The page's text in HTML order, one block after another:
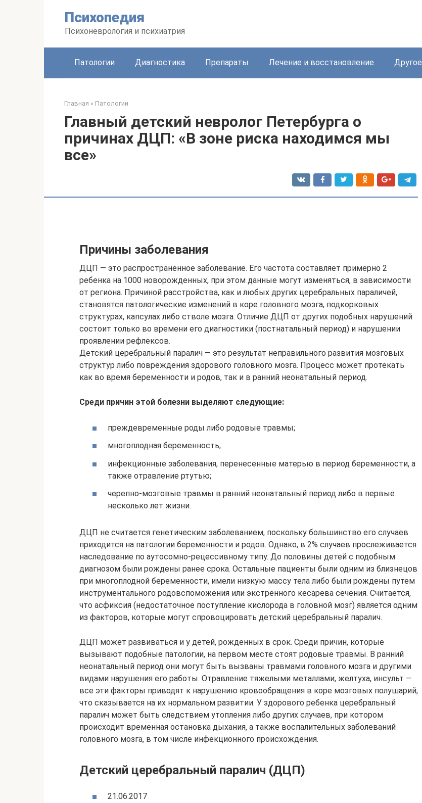
Психопедия
Психоневрология и психиатрия
Патологии Диагностика Препараты Лечение и восстановление Другое
Главная » Патологии
Главный детский невролог Петербурга о
причинах ДЦП: «В зоне риска находимся мы
все»
Причины заболевания
ДЦП — это распространенное заболевание. Его частота составляет примерно 2
ребенка на 1000 новорожденных, при этом данные могут изменяться, в зависимости
от региона. Причиной расстройства, как и любых других церебральных параличей,
становятся патологические изменений в коре головного мозга, подкорковых
структурах, капсулах либо стволе мозга. Отличие ДЦП от других подобных нарушений
состоит только во времени его диагностики (постнатальный период) и нарушении
проявлении рефлексов.
Детский церебральный паралич — это результат неправильного развития мозговых
структур либо повреждения здорового головного мозга. Процесс может протекать
как во время беременности и родов, так и в ранний неонатальный период.
Среди причин этой болезни выделяют следующие:
преждевременные роды либо родовые травмы;
многоплодная беременность;
инфекционные заболевания, перенесенные матерью в период беременности, а
также отравление ртутью;
черепно-мозговые травмы в ранний неонатальный период либо в первые
несколько лет жизни.
ДЦП не считается генетическим заболеванием, поскольку большинство его случаев
приходится на патологии беременности и родов. Однако, в 2% случаев прослеживается
наследование по аутосомно-рецессивному типу. До половины детей с подобным
диагнозом были рождены ранее срока. Остальные пациенты были одним из близнецов
при многоплодной беременности, имели низкую массу тела либо были рождены путем
инструментального родовспоможения или экстренного кесарева сечения. Считается,
что асфиксия (недостаточное поступление кислорода в головной мозг) является одним
из факторов, которые могут спровоцировать детский церебральный паралич.
ДЦП может развиваться и у детей, рожденных в срок. Среди причин, которые
вызывают подобные патологии, на первом месте стоят родовые травмы. В ранний
неонатальный период они могут быть вызваны травмами головного мозга и другими
видами нарушения его работы. Отравление тяжелыми металлами, желтуха, инсульт —
все эти факторы приводят к нарушению кровообращения в коре мозговых полушарий,
что сказывается на их нормальном развитии. У здорового ребенка церебральный
паралич может быть следствием утопления либо других случаев, при котором
происходит временная остановка дыхания, а также воспалительных заболеваний
головного мозга, в том числе инфекционного происхождения.
Детский церебральный паралич (ДЦП)
21.06.2017